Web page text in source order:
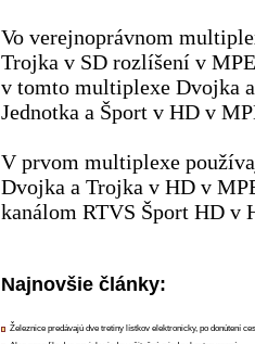
Vo verejnoprávnom
Trojka v SD rozlíšení v
v tomto multiplexe Dvojka
Jednotka a Šport v HD v
V prvom multiplexe
Dvojka a Trojka v HD v
kanálom RTVS Šport HD v
Najnovšie články:
Železnice predávajú dve tretiny lístkov elektronicky, po donútení